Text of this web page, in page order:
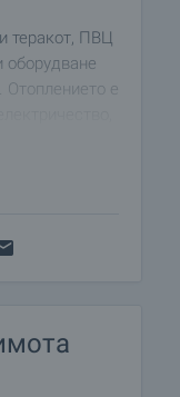
теракот, ПВЦ
е